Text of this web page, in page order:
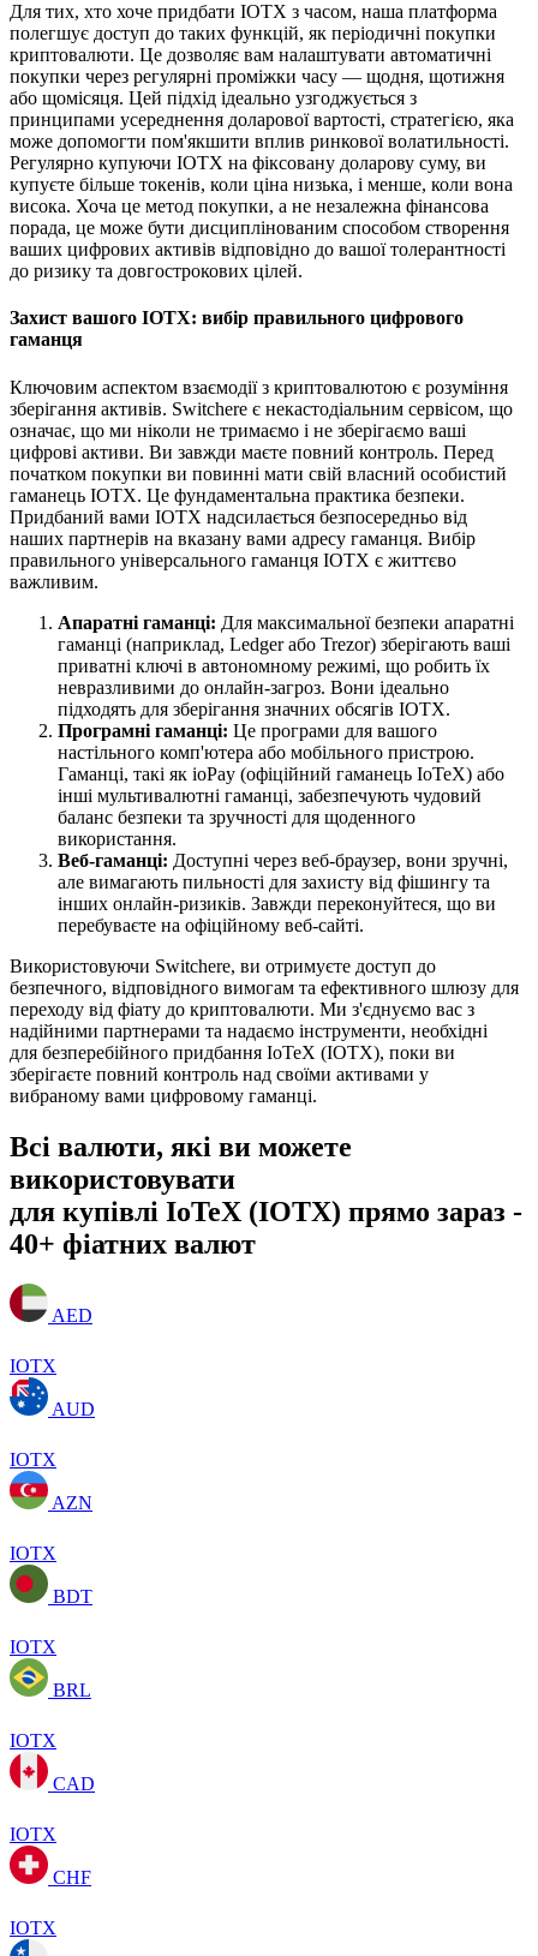
Для тих, хто хоче придбати IOTX з часом, наша платформа
полегшує доступ до таких функцій, як періодичні покупки
криптовалюти. Це дозволяє вам налаштувати автоматичні
покупки через регулярні проміжки часу — щодня, щотижня
або щомісяця. Цей підхід ідеально узгоджується з
принципами усереднення доларової вартості, стратегією, яка
може допомогти пом'якшити вплив ринкової волатильності.
Регулярно купуючи IOTX на фіксовану доларову суму, ви
купуєте більше токенів, коли ціна низька, і менше, коли вона
висока. Хоча це метод покупки, а не незалежна фінансова
порада, це може бути дисциплінованим способом створення
ваших цифрових активів відповідно до вашої толерантності
до ризику та довгострокових цілей.
Захист вашого IOTX: вибір правильного цифрового
гаманця
Ключовим аспектом взаємодії з криптовалютою є розуміння
зберігання активів. Switchere є некастодіальним сервісом, що
означає, що ми ніколи не тримаємо і не зберігаємо ваші
цифрові активи. Ви завжди маєте повний контроль. Перед
початком покупки ви повинні мати свій власний особистий
гаманець IOTX. Це фундаментальна практика безпеки.
Придбаний вами IOTX надсилається безпосередньо від
наших партнерів на вказану вами адресу гаманця. Вибір
правильного універсального гаманця IOTX є життєво
важливим.
Апаратні гаманці: Для максимальної безпеки апаратні
гаманці (наприклад, Ledger або Trezor) зберігають ваші
приватні ключі в автономному режимі, що робить їх
невразливими до онлайн-загроз. Вони ідеально
підходять для зберігання значних обсягів IOTX.
Програмні гаманці: Це програми для вашого
настільного комп'ютера або мобільного пристрою.
Гаманці, такі як ioPay (офіційний гаманець IoTeX) або
інші мультивалютні гаманці, забезпечують чудовий
баланс безпеки та зручності для щоденного
використання.
Веб-гаманці: Доступні через веб-браузер, вони зручні,
але вимагають пильності для захисту від фішингу та
інших онлайн-ризиків. Завжди переконуйтеся, що ви
перебуваєте на офіційному веб-сайті.
Використовуючи Switchere, ви отримуєте доступ до
безпечного, відповідного вимогам та ефективного шлюзу для
переходу від фіату до криптовалюти. Ми з'єднуємо вас з
надійними партнерами та надаємо інструменти, необхідні
для безперебійного придбання IoTeX (IOTX), поки ви
зберігаєте повний контроль над своїми активами у
вибраному вами цифровому гаманці.
Всі валюти, які ви можете
використовувати
для купівлі IoTeX (IOTX) прямо зараз -
40+ фіатних валют
AED
IOTX
AUD
IOTX
AZN
IOTX
BDT
IOTX
BRL
IOTX
CAD
IOTX
CHF
IOTX